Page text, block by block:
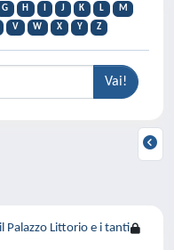
G H J K L
M
V W X Y Z
Palazzo Littorio e i tanti